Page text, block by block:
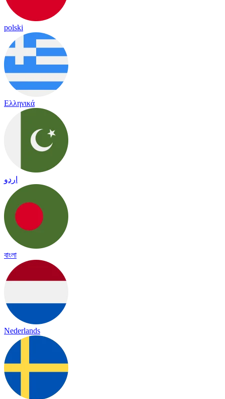
polski
Ελληνικά
اردو
বাংলা
Nederlands